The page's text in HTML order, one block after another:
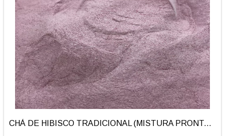
CHÁ DE HIBISCO TRADICIONAL (MISTURA PRONTA) | 100g